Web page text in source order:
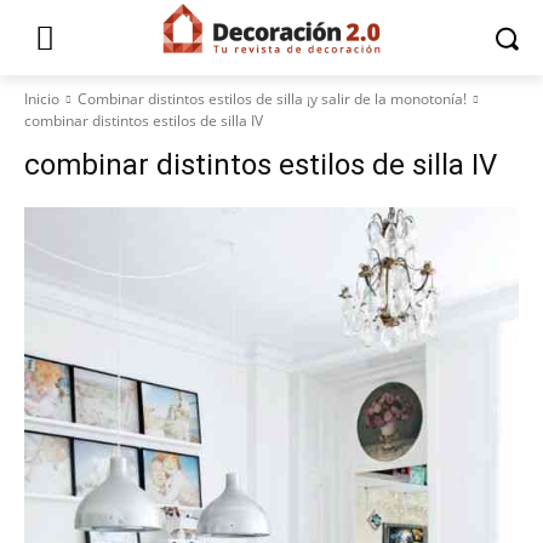
Inicio
Combinar distintos estilos de silla ¡y salir de la monotonía!
combinar distintos estilos de silla IV
combinar distintos estilos de silla IV